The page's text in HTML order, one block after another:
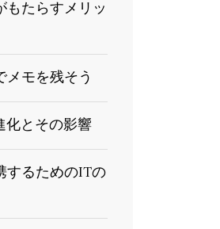
たらすメリッ
モを残そう
とその影響
するためのITの